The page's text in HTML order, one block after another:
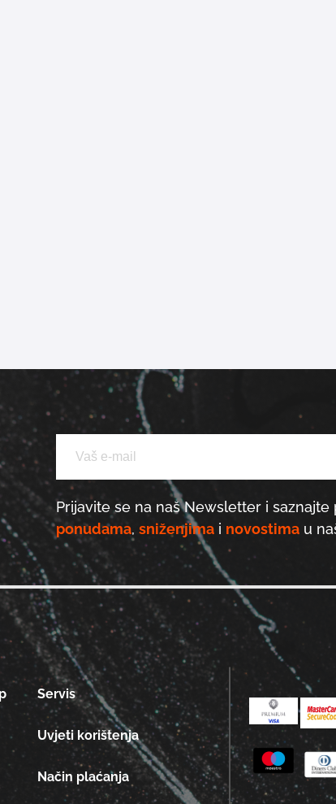
Prijavite se na naš Newsletter i saznajte
ponudama, sniženjimai novostimau
Servis
Uvjeti korištenja
Način plaćanja